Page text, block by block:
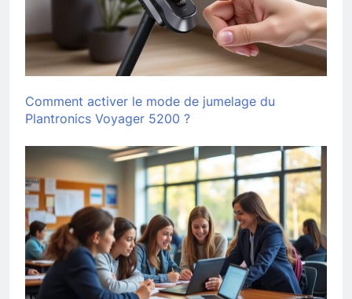
Comment activer le mode de jumelage du
Plantronics Voyager 5200 ?